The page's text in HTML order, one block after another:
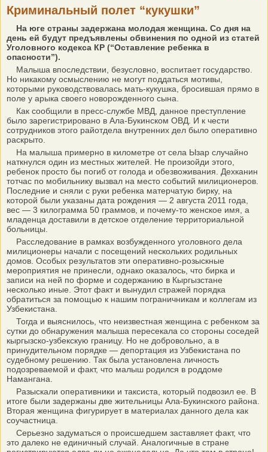
Криминальный полет “кукушки”
На юге страны задержана молодая женщина. Со дня на
день ей будут предъявлены обвинения по одной из статей
Уголовного кодекса КР (“Оставление ребенка в
опасности”).
Малыша впоследствии, безусловно, воспитает государство.
Но никакому осмыслению не могут поддаться мотивы,
которыми руководствовалась мать-кукушка, бросившая прямо в
поле у арыка своего новорожденного сына.
Как сообщили в пресс-службе МВД, данное преступление
было зарегистрировано в Ала-Букинском ОВД. И к чести
сотрудников этого рай­отдела внутренних дел было оперативно
раскрыто.
На малыша примерно в километре от села Ызар случайно
наткнулся один из местных жителей. Не произойди этого,
ребенок просто бы погиб от голода и обезвоживания. Дехканин
тотчас по мобильнику вызвал на место событий милиционеров.
Последние и сняли с руки ребенка матерчатую бирку, на
которой были указаны дата рождения — 2 августа 2011 года,
вес — 3 килограмма 50 граммов, и почему-то женское имя, а
младенца доставили в детское отделение территориальной
больницы.
Расследование в рамках возбужденного уголовного дела
милиционеры начали с посещений нескольких родильных
домов. Особых результатов эти оперативно-розыскные
мероприятия не принесли, однако оказалось, что бирка и
записи на ней по форме и содержанию в Кыргызстане
несколько иные. Этот факт и вынудил стражей порядка
обратиться за помощью к нашим пограничникам и коллегам из
Узбекистана.
Тогда и выяснилось, что неизвестная женщина с ребенком за
сутки до обнаружения малыша пересекала со стороны соседей
кыргызско-узбекскую границу. Но не добровольно, а в
принудительном порядке — депортация из Узбекистана по
судебному решению. Так была установлена личность
подозреваемой и факт, что малыш родился в роддоме
Намангана.
Разыскали оперативники и таксиста, который подвозил ее. В
итоге были задержаны две жительницы Ала-Букинского района.
Вторая женщина фигурирует в материалах данного дела как
соучастница.
Серьезно задуматься о происшедшем заставляет факт, что
это далеко не единичный случай. Аналогичные в стране